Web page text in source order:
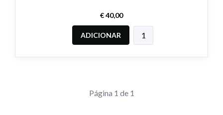
€ 40,00
ADICIONAR
Página 1 de 1